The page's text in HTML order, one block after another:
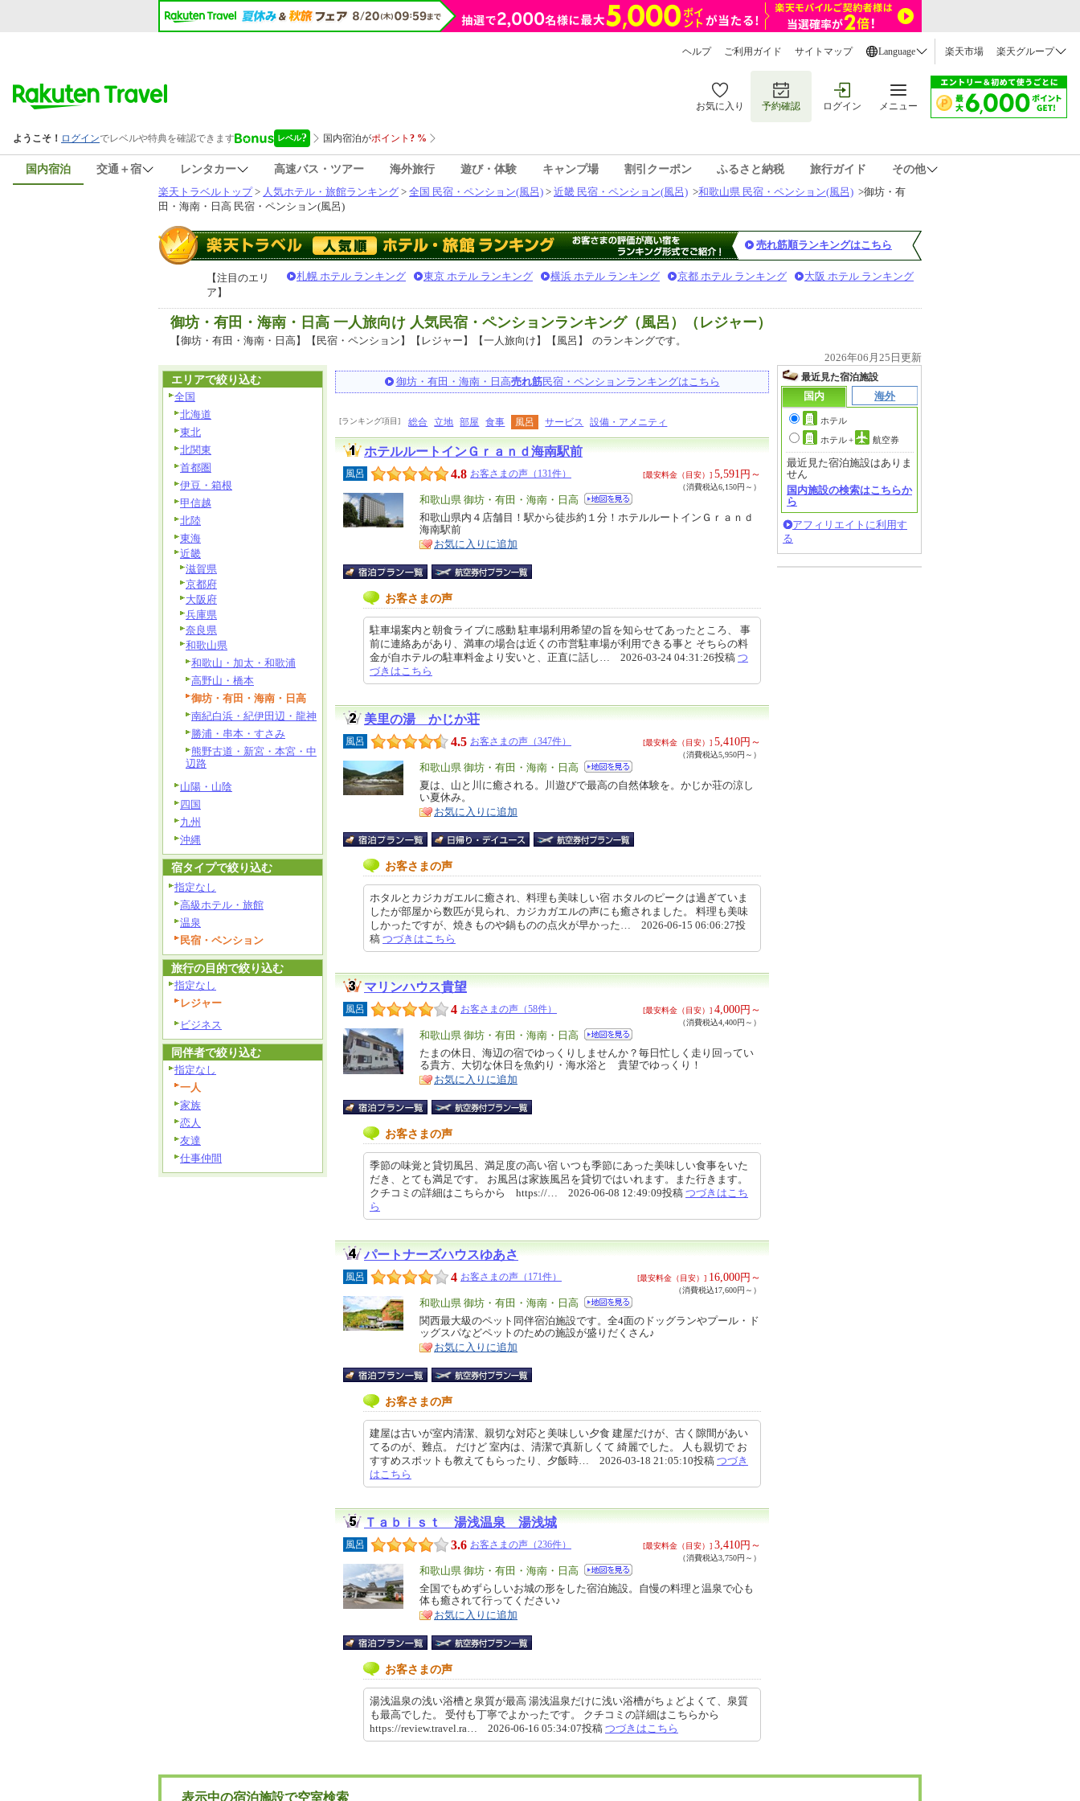
ヘルプ ご利用ガイド サイトマップ Language 楽天市場 楽天グループ
お気に入り 予約確認 ログイン メニュー
国内宿泊 交通＋宿 レンタカー 高速バス・ツアー 海外旅行 遊び・体験 キャンプ場 割引クーポン ふるさと納税 旅行ガイド
その他
楽天トラベルトップ> 人気ホテル・旅館ランキング > 全国 民宿・ペンション(風呂) > 近畿 民宿・ペンション(風呂) >和歌山県 民宿・ペンション(風呂) >御坊・有
田・海南・日高 民宿・ペンション(風呂)
売れ筋順ランキングはこちら
【注目のエリ
ア】
札幌 ホテル ランキング 東京 ホテル ランキング 横浜 ホテル ランキング 京都 ホテル ランキング 大阪 ホテル ランキング
御坊・有田・海南・日高 一人旅向け 人気民宿・ペンションランキング（風呂）（レジャー）
【御坊・有田・海南・日高】【民宿・ペンション】【レジャー】【一人旅向け】【風呂】
のランキングです。
2026年06月25日更新
御坊・有田・海南・日高売れ筋民宿・ペンションランキングはこちら
[ランキング項目] 総合 立地 部屋 食事 風呂 サービス 設備・アメニティ
ホテルルートインＧｒａｎｄ海南駅前
風呂 4.8 お客さまの声（131件） [最安料金（目安）] 5,591 円～
（消費税込6,150円～）
エ
リ
ア
和歌山県 御坊・有田・海南・日高
特
徴
和歌山県内４店舗目！駅から徒歩約１分！ホテルルートインＧｒａｎｄ
海南駅前
お気に入りに追加
お客さまの声
駐車場案内と朝食ライブに感動 駐車場利用希望の旨を知らせてあったところ、 事
前に連絡あがあり、満車の場合は近くの市営駐車場が利用できる事と そちらの料
金が自ホテルの駐車料金より安いと、正直に話し… 2026-03-24 04:31:26投稿 つ
づきはこちら
美里の湯 かじか荘
風呂 4.5 お客さまの声（347件） [最安料金（目安）] 5,410円～
（消費税込5,950円～）
エ
リ
ア
和歌山県 御坊・有田・海南・日高
特
徴
夏は、山と川に癒される。川遊びで最高の自然体験を。かじか荘の涼し
い夏休み。
お気に入りに追加
お客さまの声
ホタルとカジカガエルに癒され、料理も美味しい宿 ホタルのピークは過ぎていま
したが部屋から数匹が見られ、カジカガエルの声にも癒されました。 料理も美味
しかったですが、焼きものや鍋ものの点火が早かった… 2026-06-15 06:06:27投
稿 つづきはこちら
マリンハウス貴望
風呂 4 お客さまの声（58件） [最安料金（目安）] 4,000円～
（消費税込4,400円～）
エ
リ
ア
和歌山県 御坊・有田・海南・日高
特
徴
たまの休日、海辺の宿でゆっくりしませんか？毎日忙しく走り回ってい
る貴方、大切な休日を魚釣り・海水浴と 貴望でゆっくり！
お気に入りに追加
お客さまの声
季節の味覚と貸切風呂、満足度の高い宿 いつも季節にあった美味しい食事をいた
だき、とても満足です。 お風呂は家族風呂を貸切ではいれます。また行きます。
クチコミの詳細はこちらから https://… 2026-06-08 12:49:09投稿 つづきはこち
ら
パートナーズハウスゆあさ
風呂 4 お客さまの声（171件） [最安料金（目安）] 16,000円～
（消費税込17,600円～）
エ
リ
ア
和歌山県 御坊・有田・海南・日高
特
徴
関西最大級のペット同伴宿泊施設です。全4面のドッグランやプール・ド
ッグスパなどペットのための施設が盛りだくさん♪
お気に入りに追加
お客さまの声
建屋は古いが室内清潔、親切な対応と美味しい夕食 建屋だけが、古く隙間があい
てるのが、難点。 だけど 室内は、清潔で真新しくて 綺麗でした。 人も親切で お
すすめスポットも教えてもらったり、夕飯時… 2026-03-18 21:05:10投稿 つづき
はこちら
Ｔａｂｉｓｔ 湯浅温泉 湯浅城
風呂 3.6 お客さまの声（236件） [最安料金（目安）] 3,410円～
（消費税込3,750円～）
エ
リ
ア
和歌山県 御坊・有田・海南・日高
特
徴
全国でもめずらしいお城の形をした宿泊施設。自慢の料理と温泉で心も
体も癒されて行ってください♪
お気に入りに追加
お客さまの声
湯浅温泉の浅い浴槽と泉質が最高 湯浅温泉だけに浅い浴槽がちょどよくて、泉質
も最高でした。 受付も丁寧でよかったです。 クチコミの詳細はこちらから
https://review.travel.ra… 2026-06-16 05:34:07投稿 つづきはこちら
最近見た宿泊施設
国内
海外
ホテル
ホテル+ 航空券
最近見た宿泊施設はありま
せん
国内施設の検索はこちらか
ら
アフィリエイトに利用す
る
エリアで絞り込む
全国
北海道
東北
北関東
首都圏
伊豆・箱根
甲信越
北陸
東海
近畿
滋賀県
京都府
大阪府
兵庫県
奈良県
和歌山県
和歌山・加太・和歌浦
高野山・橋本
御坊・有田・海南・日高
南紀白浜・紀伊田辺・龍神
勝浦・串本・すさみ
熊野古道・新宮・本宮・中
辺路
山陽・山陰
四国
九州
沖縄
宿タイプで絞り込む
指定なし
高級ホテル・旅館
温泉
民宿・ペンション
旅行の目的で絞り込む
指定なし
レジャー
ビジネス
同伴者で絞り込む
指定なし
一人
家族
恋人
友達
仕事仲間
表示中の宿泊施設で空室検索